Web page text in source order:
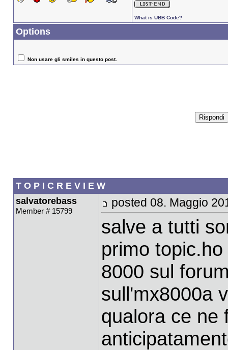
What is UBB Code?
Options
Non usare gli smiles in questo post.
T O P I C R E V I E W
salvatorebass
Member # 15799
posted 08. Maggio
salve a tutti
primo
8000 sul
sull'mx8000a
qualora ce ne